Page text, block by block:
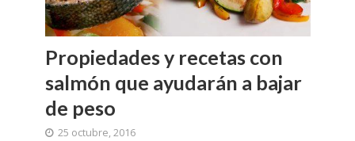
Propiedades y recetas con
salmón que ayudarán a bajar
de peso
25 octubre, 2016